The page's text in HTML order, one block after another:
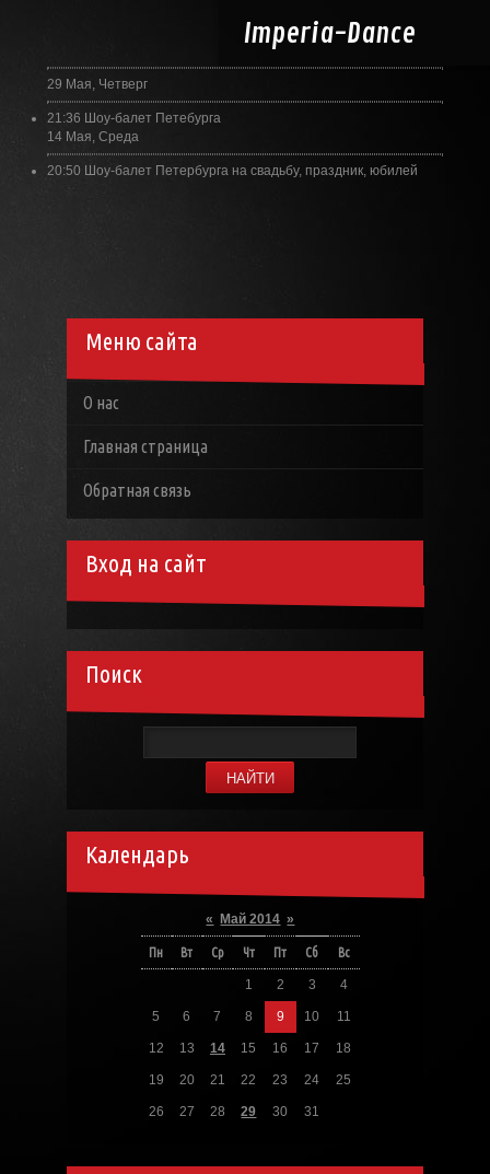
Imperia-Dance
29 Мая, Четверг
21:36 Шоу-балет Петебурга
14 Мая, Среда
20:50 Шоу-балет Петербурга на свадьбу, праздник, юбилей
Меню сайта
О нас
Главная страница
Обратная связь
Вход на сайт
Поиск
Календарь
« Май 2014 »
Пн Вт Ср Чт Пт Сб Вс
1 2 3 4
5 6 7 8 9 10 11
12 13 14 15 16 17 18
19 20 21 22 23 24 25
26 27 28 29 30 31